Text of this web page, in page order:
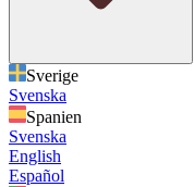
Sverige
Svenska
Spanien
Svenska
English
Español